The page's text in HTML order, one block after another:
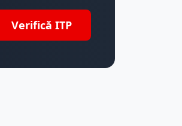
Verifică ITP